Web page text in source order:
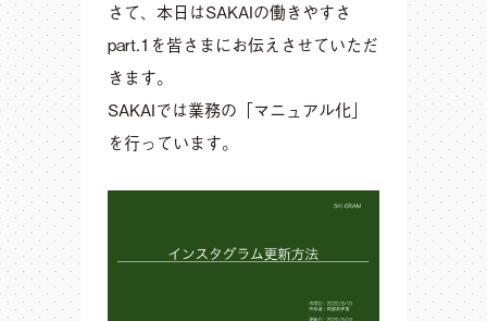
さて、本日はSAKAIの働きやすさ
part.1を皆さまにお伝えさせていただ
きます。
SAKAIでは業務の「マニュアル化」
を行っています。